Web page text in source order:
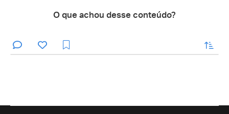
O que achou desse conteúdo?
enviar